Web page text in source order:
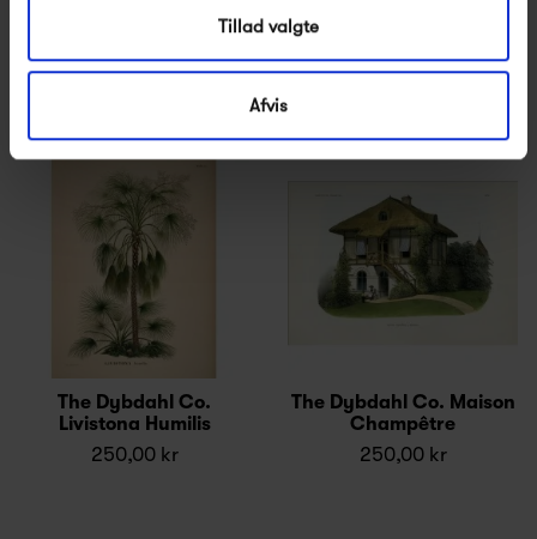
Tillad valgte
Afvis
The Dybdahl Co.
Livistona Humilis
250,00 kr
The Dybdahl Co. Maison
Champêtre
250,00 kr